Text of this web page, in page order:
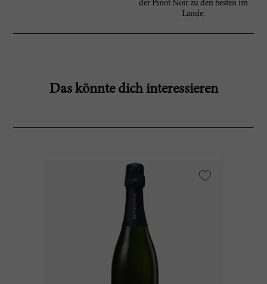
der Pinot Noir zu den besten im
Lande.
Das könnte dich interessieren